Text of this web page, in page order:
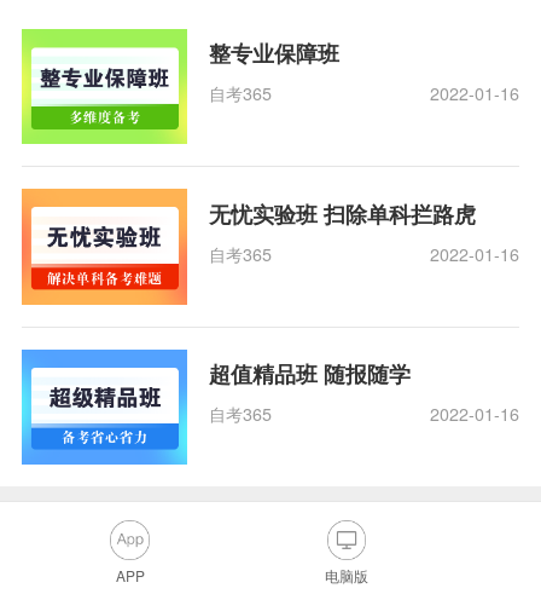
整专业保障班
自考365 2022-01-16
无忧实验班 扫除单科拦路虎
自考365 2022-01-16
超值精品班 随报随学
自考365 2022-01-16
APP 电脑版